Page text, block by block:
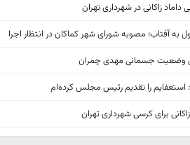
داماد زاکانی در شهرداری تهران
به آفتاب؛ مصوبه شورای شهر کماکان در انتظار اجرا
وضعیت جسمانی مهدی چمران
استعفایم را تقدیم رئیس مجلس کرده‌ام
برای کرسی شهرداری تهران